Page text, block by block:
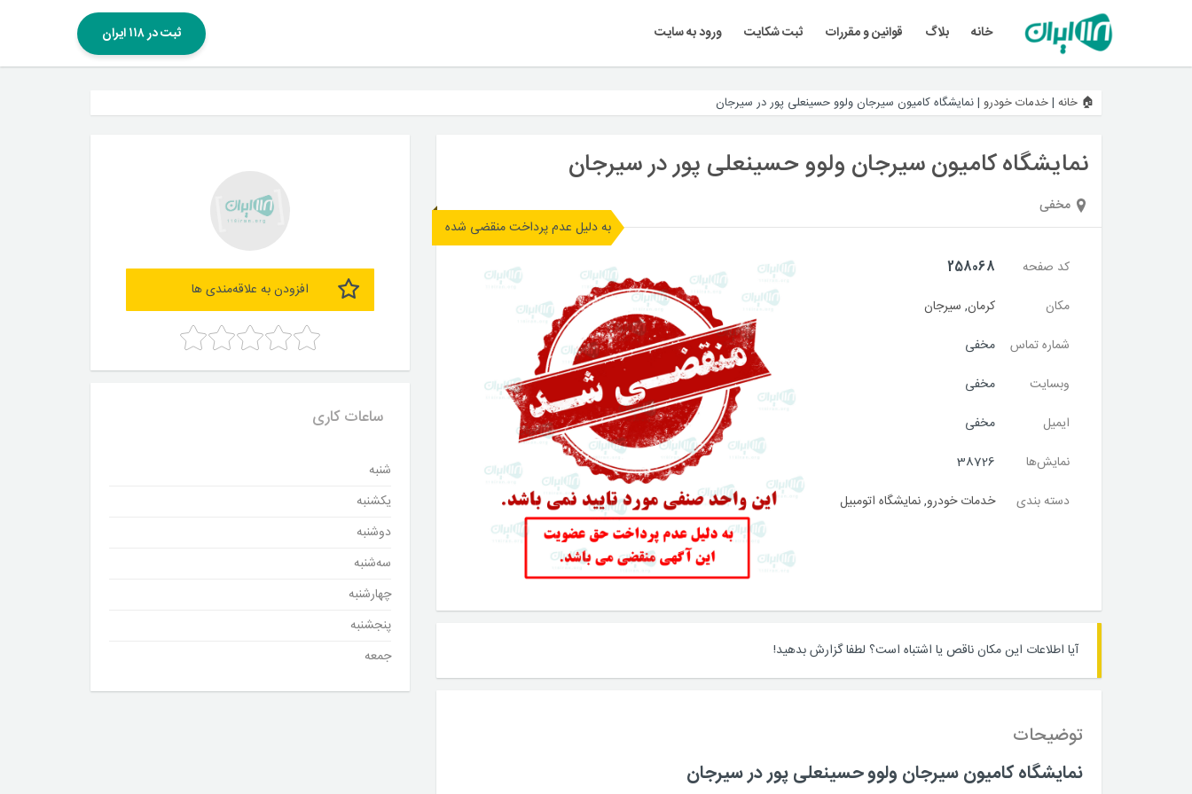
خانه بلاگ قوانین و مقررات ثبت شکایت ورود به سایت ثبت در ۱۱۸ ایران
🏠 خانه |خدمات خودرو |نمایشگاه کامیون سیرجان ولوو حسینعلی پور در سیرجان
نمایشگاه کامیون سیرجان ولوو حسینعلی پور در سیرجان
مخفی
به دلیل عدم پرداخت منقضی شده
کد صفحه
258068
مکان
کرمان, سیرجان
شماره تماس
مخفی
وبسایت
مخفی
ایمیل
مخفی
نمایش‌ها
38726
دسته بندی
خدمات خودرو,نمایشگاه اتومبیل
آیا اطلاعات این مکان ناقص یا اشتباه است؟ لطفا گزارش بدهید!
توضیحات
نمایشگاه کامیون سیرجان ولوو حسینعلی پور در سیرجان
افزودن به علاقه‌مندی ها
ساعات کاری
شنبه
یکشنبه
دوشنبه
سه‌شنبه
چهارشنبه
پنجشنبه
جمعه